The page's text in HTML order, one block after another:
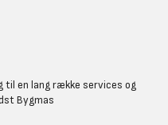
til en lang række services og
Bygmas